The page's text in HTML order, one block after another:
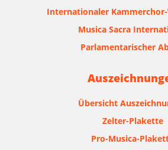
Internationaler
Musica Sacra
Parlamentarischer
Übersicht
Zelter-Plakette
Pro-Musica-